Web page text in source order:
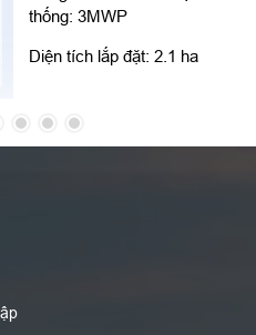
thống: 3MWP
Diện tích lắp đặt: 2.1 ha